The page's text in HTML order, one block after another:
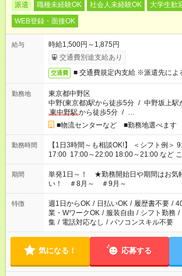
派遣 職種未経験OK 社会人未経験OK 大学生歓
WEB登録・面接OK
給与
時給1,500円～1,875円
交通費別途支給あり
交通費 ■ 交通費規定内支給 ※派遣先によ
勤務地
東京都中野区
中野(東京都)駅から徒歩5分 / 中野坂上駅
東中野駅から徒歩5分 / …
■物流センターなど ■勤務地選べます
勤務時間
【1日3時間～も相談OK!】 ＜シフト例＞ 9:00～12:00 12:00～
17:00 17:00～22:00 18:00～21:00 など こちら以外の時間帯も
お気軽にご相談ください！
期間
単発1日～！ ★勤務開始日や期間はお気
い！ ＃8月～ ＃9月～
特徴 週1日からOK / 日払いOK / 履歴書不要 /
業・WワークOK / 服装自由 / シフト勤務 /
集 / 電話対応なし / パソコンスキル不要
気になる！ 応募する